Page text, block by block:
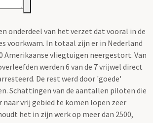
onderdeel van het verzet dat vooral in de
voorkwam. In totaal zijn er in Nederland
Amerikaanse vliegtuigen neergestort. Van
werden 6 van de 7 vrijwel direct
De rest werd door 'goede'
Schattingen van de aantallen piloten die
naar vrij gebied te komen lopen zeer
het in zijn werk op meer dan 2500,